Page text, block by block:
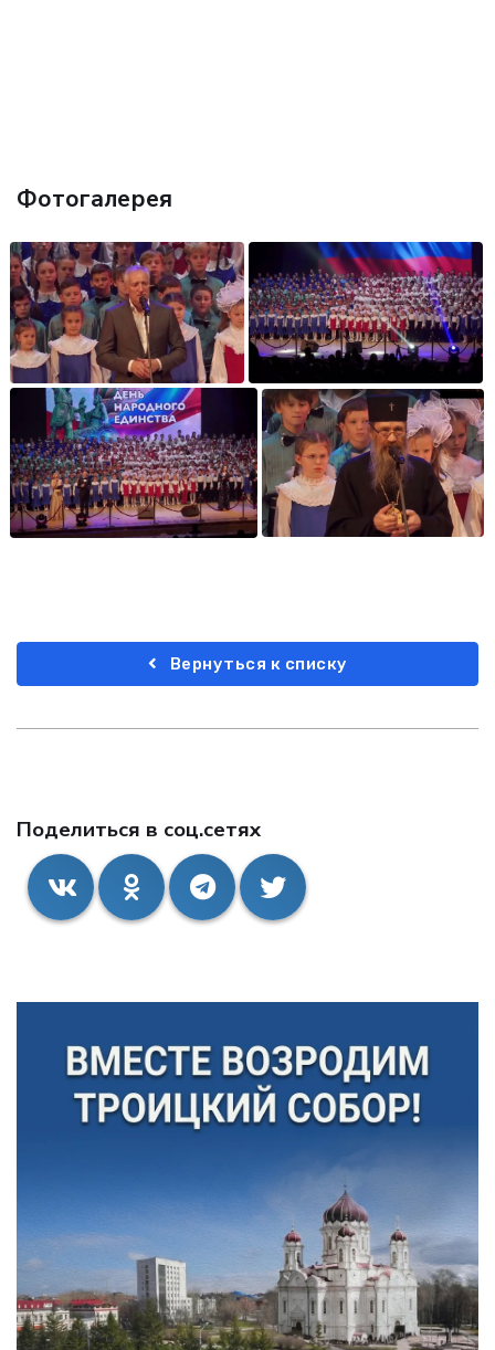
Поделиться в соц.сетях
Фотогалерея
Вернуться к списку